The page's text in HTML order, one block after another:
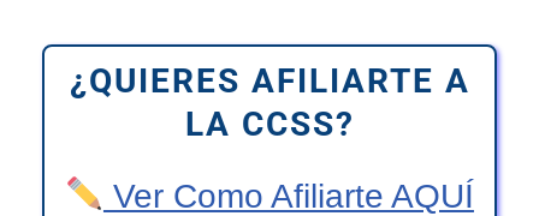
¿QUIERES AFILIARTE A
LA CCSS?
Ver Como Afiliarte AQUÍ